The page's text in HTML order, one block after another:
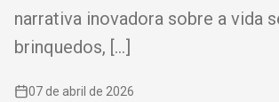
narrativa inovadora sobre a vida
brinquedos, […]
07 de abril de 2026